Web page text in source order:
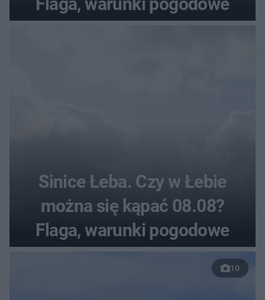
Sinice Łeba. Czy w Łebie
można się kąpać 08.08?
Flaga, warunki pogodowe
10